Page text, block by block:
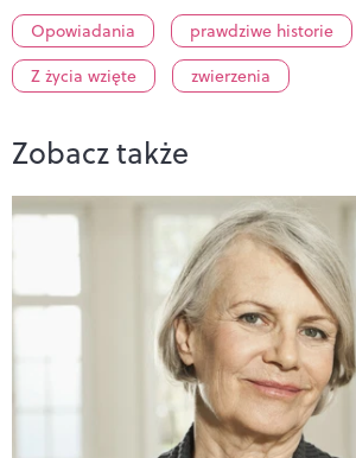
Opowiadania
prawdziwe historie
Z życia wzięte
zwierzenia
Zobacz także